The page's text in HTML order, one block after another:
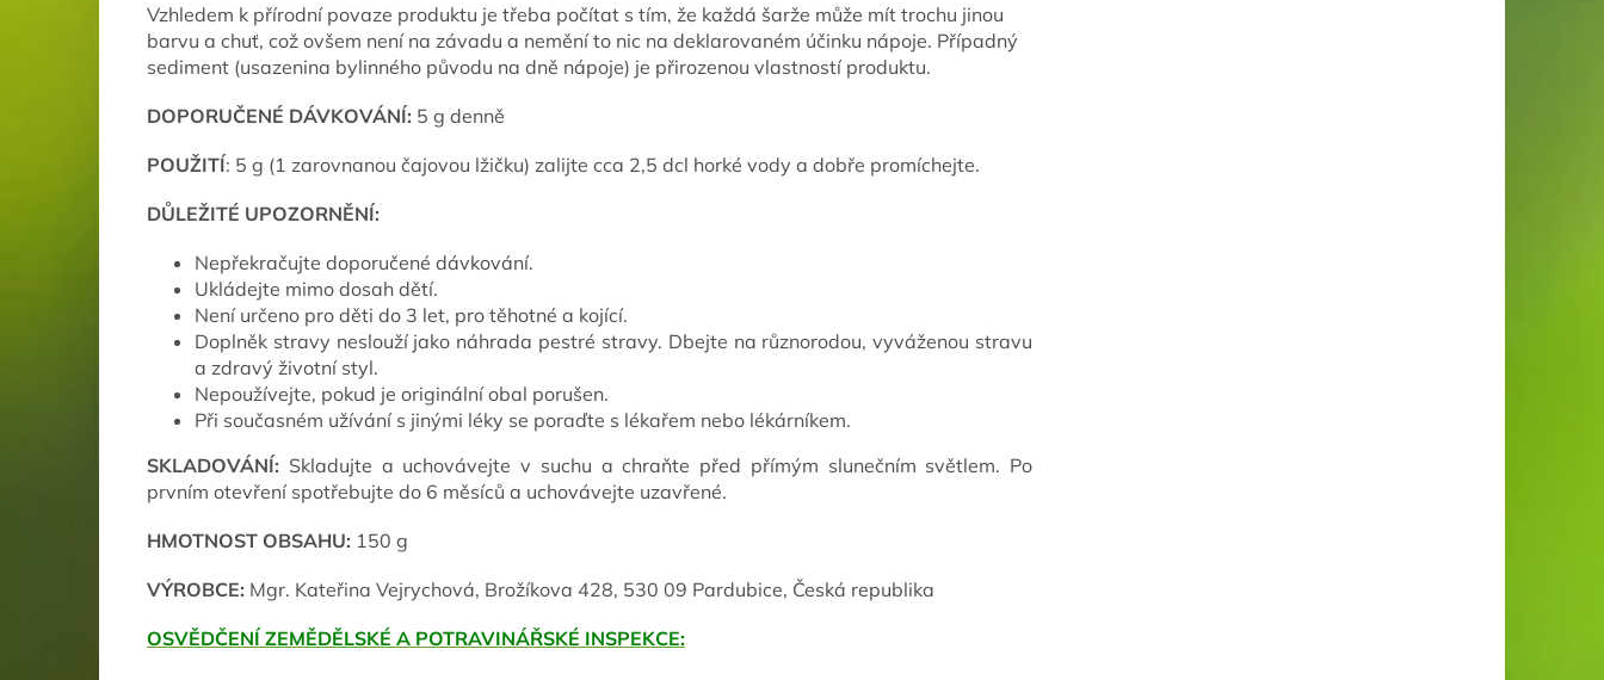
Vzhledem k přírodní povaze produktu je třeba počítat s tím, že každá šarže může mít trochu jinou
barvu a chuť, což ovšem není na závadu a nemění to nic na deklarovaném účinku nápoje. Případný
sediment (usazenina bylinného původu na dně nápoje) je přirozenou vlastností produktu.
DOPORUČENÉ DÁVKOVÁNÍ: 5 g denně
POUŽITÍ: 5 g (1 zarovnanou čajovou lžičku) zalijte cca 2,5 dcl horké vody a dobře promíchejte.
DŮLEŽITÉ UPOZORNĚNÍ:
Nepřekračujte doporučené dávkování.
Ukládejte mimo dosah dětí.
Není určeno pro děti do 3 let, pro těhotné a kojící.
Doplněk stravy neslouží jako náhrada pestré stravy. Dbejte na různorodou, vyváženou stravu
a zdravý životní styl.
Nepoužívejte, pokud je originální obal porušen.
Při současném užívání s jinými léky se poraďte s lékařem nebo lékárníkem.
SKLADOVÁNÍ: Skladujte a uchovávejte v suchu a chraňte před přímým slunečním světlem. Po
prvním otevření spotřebujte do 6 měsíců a uchovávejte uzavřené.
HMOTNOST OBSAHU: 150 g
VÝROBCE: Mgr. Kateřina Vejrychová, Brožíkova 428, 530 09 Pardubice, Česká republika
OSVĚDČENÍ ZEMĚDĚLSKÉ A POTRAVINÁŘSKÉ INSPEKCE: